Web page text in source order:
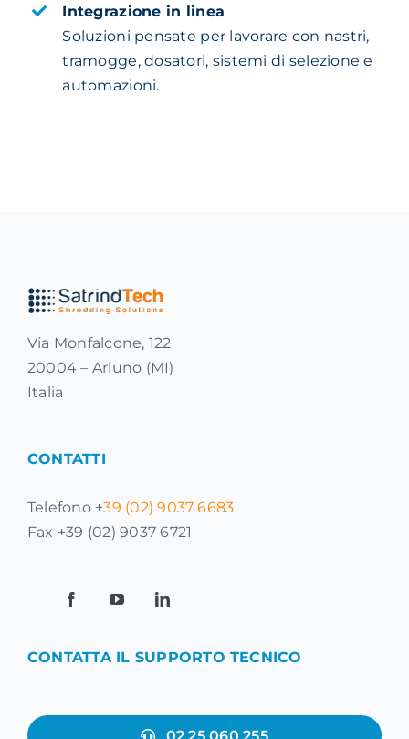
Integrazione in linea
Soluzioni pensate per lavorare con nastri,
tramogge, dosatori, sistemi di selezione e
automazioni.
Via Monfalcone, 122
20004 – Arluno (MI)
Italia
CONTATTI
Telefono +39 (02) 9037 6683
Fax +39 (02) 9037 6721
CONTATTA IL SUPPORTO TECNICO